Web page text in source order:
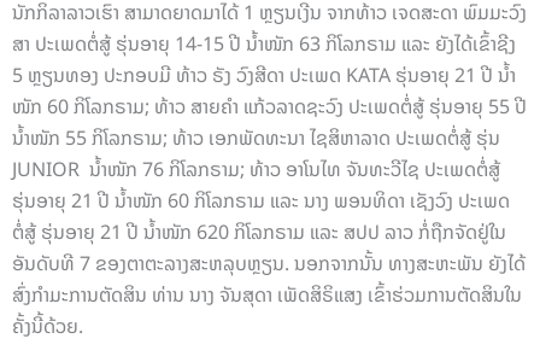
ນັກກິລາລາວເຮົາ ສາມາດຍາດມາໄດ້ 1 ຫຼຽນເງີນ ຈາກທ້າວ ເຈດສະດາ ພົມມະວົງ
ສາ ປະເພດຕໍ່ສູ້ ຮຸ່ນອາຍຸ 14-15 ປີ ນ້ຳໜັກ 63 ກິໂລກຣາມ ແລະ ຍັງໄດ້ເຂົ້າຊີງ
5 ຫຼຽນທອງ ປະກອບມີ ທ້າວ ຣັງ ວົງສີດາ ປະເພດ KATA ຮຸ່ນອາຍຸ 21 ປີ ນ້ຳ
ໜັກ 60 ກິໂລກຣາມ; ທ້າວ ສາຍຄໍາ ແກ້ວລາດຊະວົງ ປະເພດຕໍ່ສູ້ ຮຸ່ນອາຍຸ 55 ປີ
ນ້ຳໜັກ 55 ກິໂລກຣາມ; ທ້າວ ເອກພັດທະນາ ໄຊສິຫາລາດ ປະເພດຕໍ່ສູ້ ຮຸ່ນ
JUNIOR ນ້ຳໜັກ 76 ກິໂລກຣາມ; ທ້າວ ອາໂນໄທ ຈັນທະວີໄຊ ປະເພດຕໍ່ສູ້
ຮຸ່ນອາຍຸ 21 ປີ ນ້ຳໜັກ 60 ກິໂລກຣາມ ແລະ ນາງ ພອນທິດາ ເຊັງວົງ ປະເພດ
ຕໍ່ສູ້ ຮຸ່ນອາຍຸ 21 ປີ ນ້ຳໜັກ 620 ກິໂລກຣາມ ແລະ ສປປ ລາວ ກໍ່ຖືກຈັດຢູ່ໃນ
ອັນດັບທີ 7 ຂອງຕາຕະລາງສະຫລຸບຫຼຽນ. ນອກຈາກນັ້ນ ທາງສະຫະພັນ ຍັງໄດ້
ສົ່ງກຳມະການຕັດສິນ ທ່ານ ນາງ ຈັນສຸດາ ເພັດສິຣິແສງ ເຂົ້າຮ່ວມການຕັດສິນໃນ
ຄັ້ງນີ້ດ້ວຍ.